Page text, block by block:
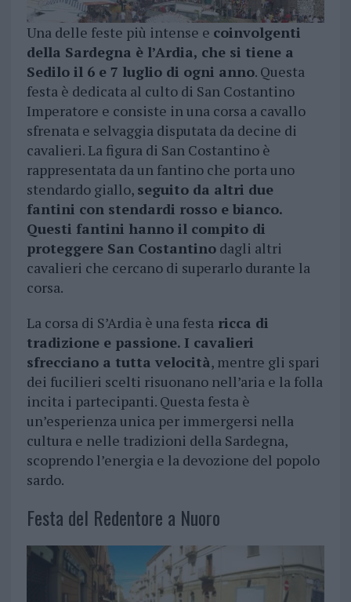
Una delle feste più intense e coinvolgenti
della Sardegna è l’Ardia, che si tiene a
Sedilo il 6 e 7 luglio di ogni anno. Questa
festa è dedicata al culto di San Costantino
Imperatore e consiste in una corsa a cavallo
sfrenata e selvaggia disputata da decine di
cavalieri. La figura di San Costantino è
rappresentata da un fantino che porta uno
stendardo giallo, seguito da altri due
fantini con stendardi rosso e bianco.
Questi fantini hanno il compito di
proteggere San Costantinodagli altri
cavalieri che cercano di superarlo durante la
corsa.
La corsa di S’Ardia è una festaricca di
tradizione e passione. I cavalieri
sfrecciano a tutta velocità, mentre gli spari
dei fucilieri scelti risuonano nell’aria e la folla
incita i partecipanti. Questa festa è
un’esperienza unica per immergersi nella
cultura e nelle tradizioni della Sardegna,
scoprendo l’energia e la devozione del popolo
sardo.
Festa del Redentore a Nuoro